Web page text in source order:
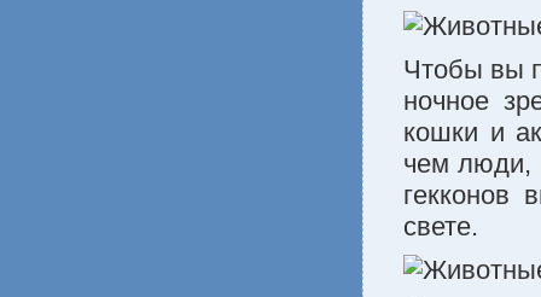
Чтобы вы
ночное
кошки и
чем люди,
гекконов
свете.